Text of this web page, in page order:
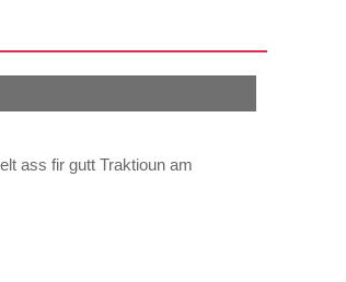
ass fir gutt Traktioun am